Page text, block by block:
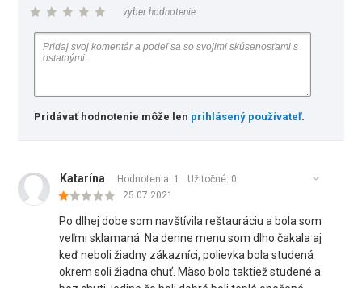
vyber hodnotenie
Pridávať hodnotenie môže len prihlásený používateľ.
Katarína Hodnotenia: 1 Užitočné: 0
25.07.2021
Po dlhej dobe som navštívila reštauráciu a bola som
veľmi sklamaná. Na denne menu som dlho čakala aj
keď neboli žiadny zákazníci, polievka bola studená
okrem soli žiadna chuť. Mäso bolo taktiež studené a